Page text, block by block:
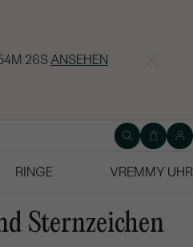
25SANSEHEN
RINGE VREMMY UHR
Sternzeichen